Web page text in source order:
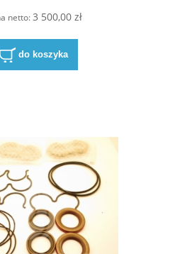
netto:3 500,00 zł
do koszyka